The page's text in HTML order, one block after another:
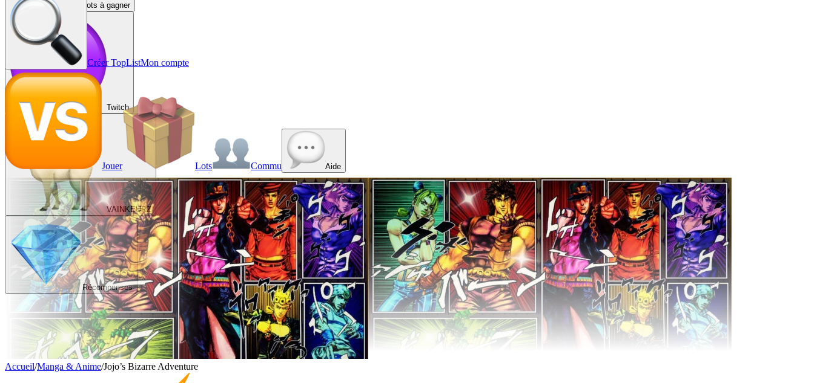
Lots à gagner
Twitch
VAINKEURZ
Récompenses
Créer TopListMon compte
Jouer Lots Commu Aide
Accueil/Manga & Anime/Jojo’s Bizarre Adventure